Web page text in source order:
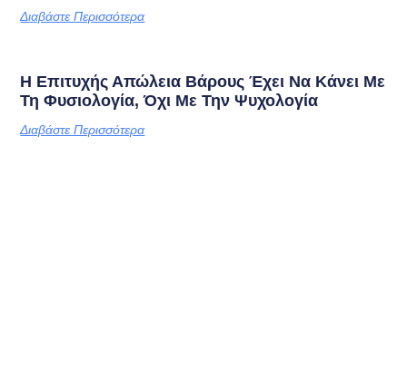
Διαβάστε Περισσότερα
Η Επιτυχής Απώλεια Βάρους Έχει Να Κάνει Με
Τη Φυσιολογία, Όχι Με Την Ψυχολογία
Διαβάστε Περισσότερα